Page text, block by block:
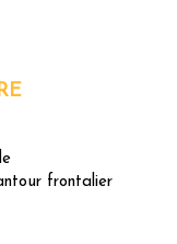
frontalier